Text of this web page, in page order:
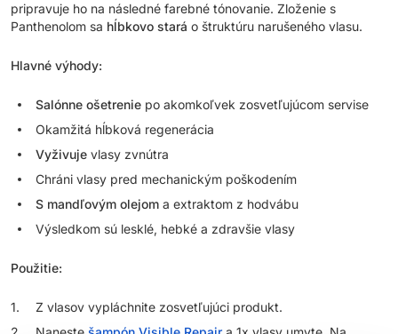
pripravuje ho na následné farebné tónovanie. Zloženie s
Panthenolom sa hĺbkovo stará o štruktúru narušeného vlasu.
Hlavné výhody:
Salónne ošetrenie po akomkoľvek zosvetľujúcom servise
Okamžitá hĺbková regenerácia
Vyživuje vlasy zvnútra
Chráni vlasy pred mechanickým poškodením
S mandľovým olejom a extraktom z hodvábu
Výsledkom sú lesklé, hebké a zdravšie vlasy
Použitie:
Z vlasov vypláchnite zosvetľujúci produkt.